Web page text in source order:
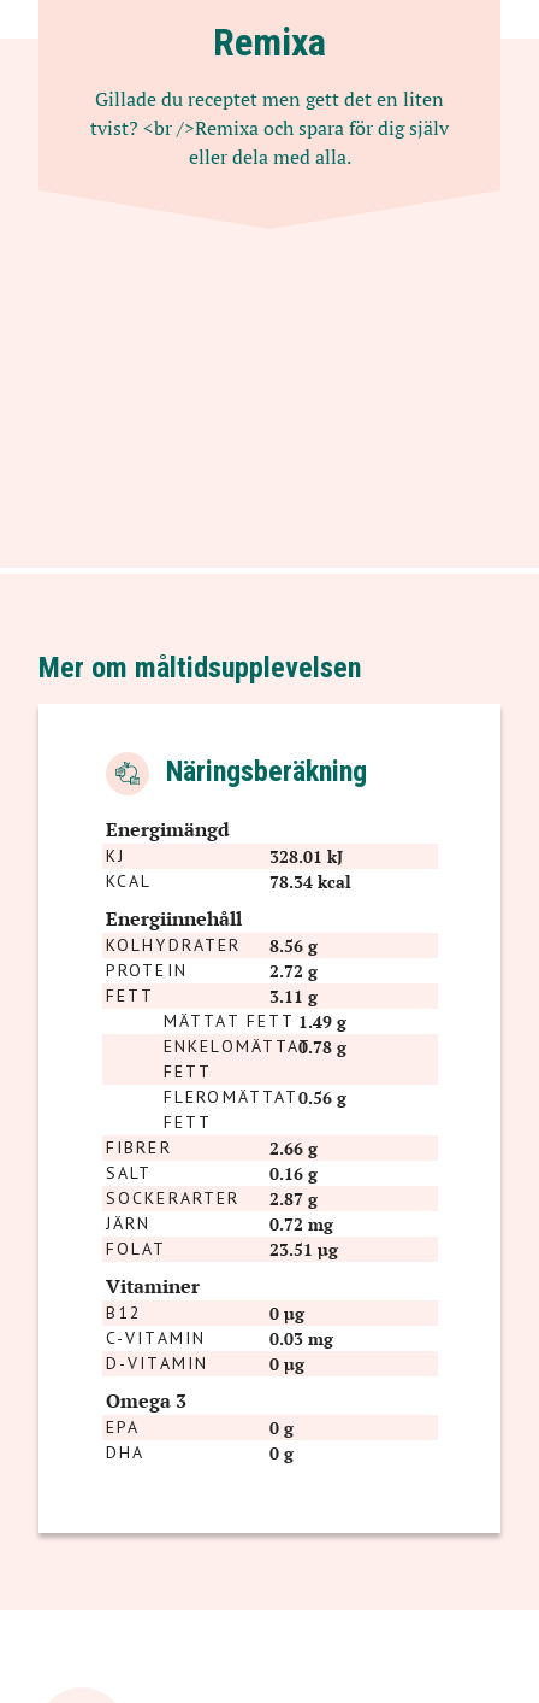
Remixa
Gillade du receptet men gett det en liten
tvist? <br />Remixa och spara för dig själv
eller dela med alla.
Mer om måltidsupplevelsen
Näringsberäkning
Energimängd
KJ 328.01 kJ
KCAL 78.34 kcal
Energiinnehåll
KOLHYDRATER 8.56 g
PROTEIN 2.72 g
FETT 3.11 g
MÄTTAT FETT 1.49 g
ENKELOMÄTTAT
FETT
0.78 g
FLEROMÄTTAT
FETT
0.56 g
FIBRER 2.66 g
SALT 0.16 g
SOCKERARTER 2.87 g
JÄRN 0.72 mg
FOLAT 23.51 µg
Vitaminer
B12 0 µg
C-VITAMIN 0.03 mg
D-VITAMIN 0 µg
Omega 3
EPA 0 g
DHA 0 g